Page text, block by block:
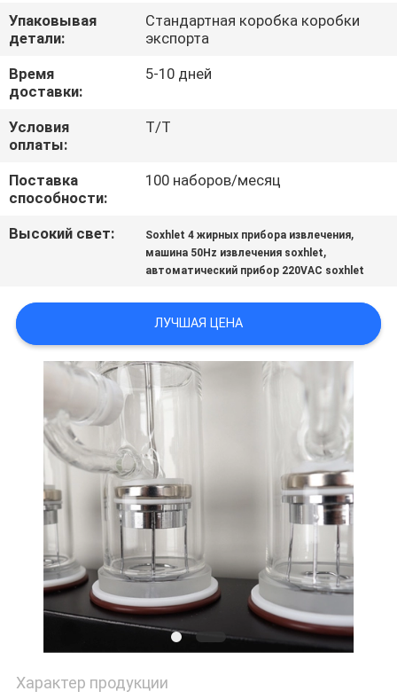
СВЯЖИТЕСЬ
МЫ
СПРОСИТЕ
ЦИТАТУ
САЙТА
PRIVACY
POLICY
Упаковывая
детали:
Стандартная коробка коробки
экспорта
Время
доставки:
5-10 дней
Условия
оплаты:
T/T
Поставка
способности:
100 наборов/месяц
Высокий свет: Soxhlet 4 жирных прибора извлечения,
машина 50Hz извлечения soxhlet,
автоматический прибор 220VAC soxhlet
ЛУЧШАЯ ЦЕНА
Характер продукции